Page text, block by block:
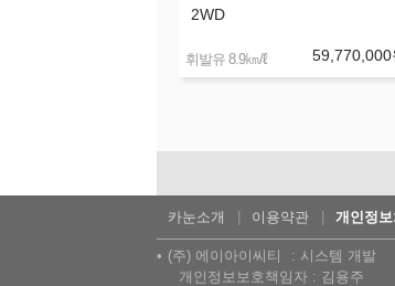
2WD
휘발유 8.9㎞/ℓ 59,770,000
카눈소개 이용약관 개인정보
(주) 에이아이씨티 시스템 개발
개인정보보호책임자 : 김용주